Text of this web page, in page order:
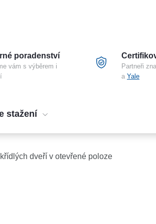
poradenství
vám s výběrem i
Partneři
a Yale
stažení
dveří v otevřené poloze